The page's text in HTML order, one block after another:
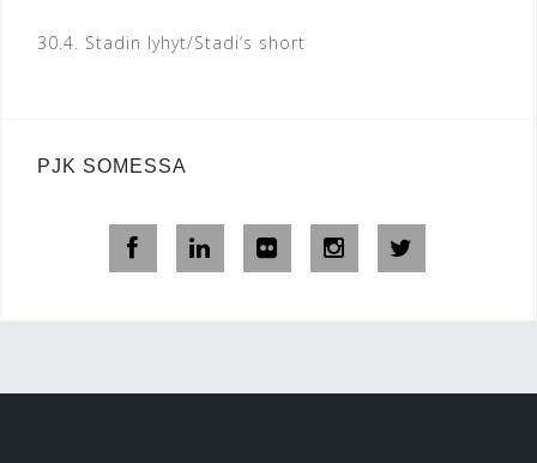
30.4. Stadin lyhyt/Stadi’s short
PJK SOMESSA